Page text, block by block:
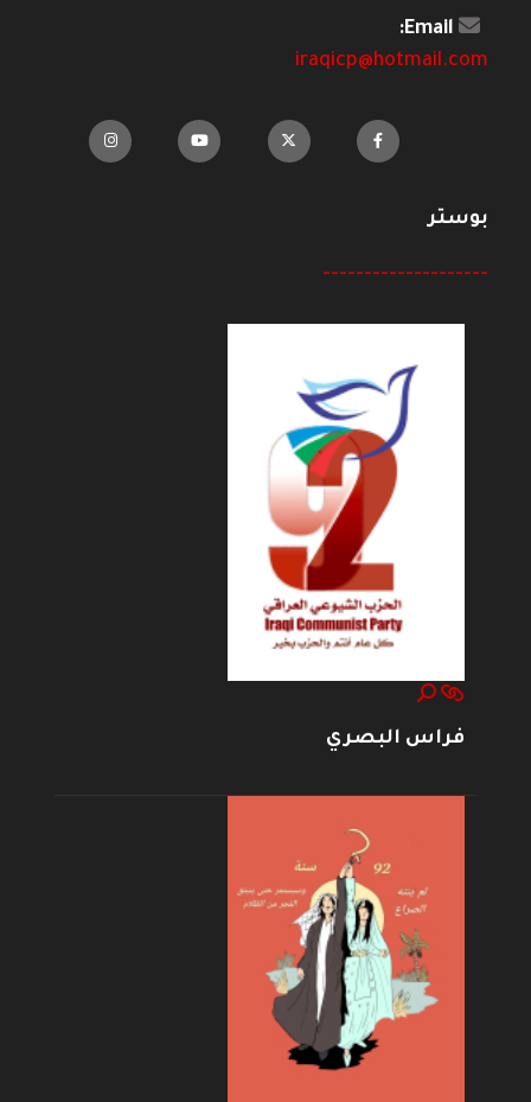
Email:
iraqicp@hotmail.com
بوستر
--------------------
فراس البصري